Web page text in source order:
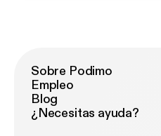
Sobre Podimo
Empleo
Blog
¿Necesitas ayuda?